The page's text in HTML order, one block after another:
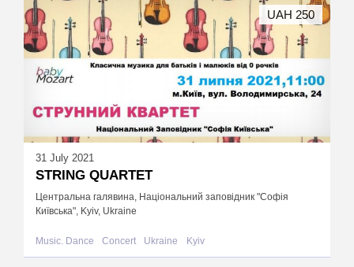
31 July 2021
STRING QUARTET
Центральна галявина, Національний заповідник "Софія
Київська", Kyiv, Ukraine
Music. Dance Concert Ukraine Kyiv
UAH 250